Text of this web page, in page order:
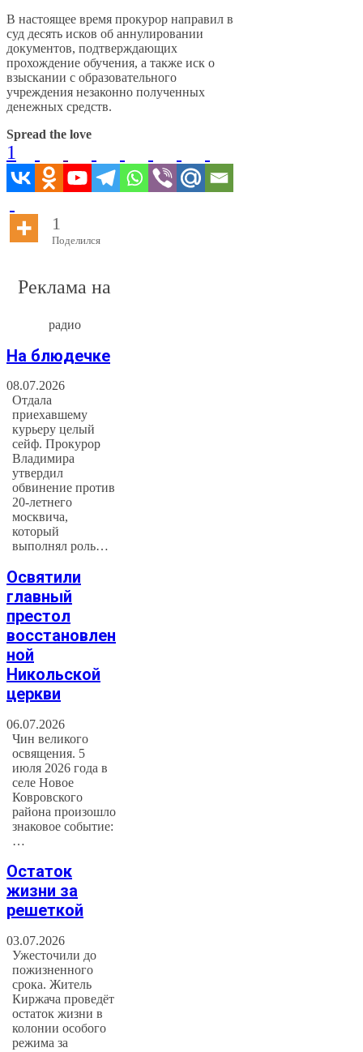
В настоящее время прокурор направил в
суд десять исков об аннулировании
документов, подтверждающих
прохождение обучения, а также иск о
взыскании с образовательного
учреждения незаконно полученных
денежных средств.
Spread the love
1
1
Поделился
Реклама на
радио
На блюдечке
08.07.2026
Отдала
приехавшему
курьеру целый
сейф. Прокурор
Владимира
утвердил
обвинение против
20-летнего
москвича,
который
выполнял роль…
Освятили
главный
престол
восстановлен
ной
Никольской
церкви
06.07.2026
Чин великого
освящения. 5
июля 2026 года в
селе Новое
Ковровского
района произошло
знаковое событие:
…
Остаток
жизни за
решеткой
03.07.2026
Ужесточили до
пожизненного
срока. Житель
Киржача проведёт
остаток жизни в
колонии особого
режима за